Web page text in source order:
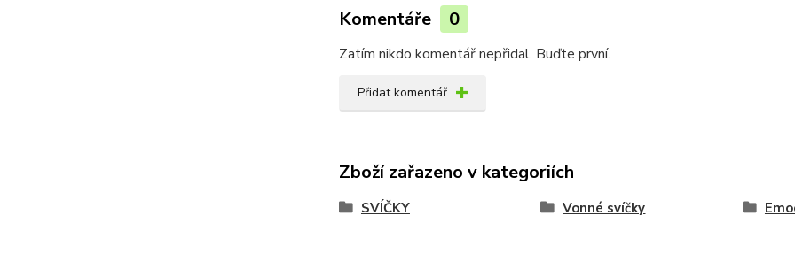
Komentáře 0
Zatím nikdo komentář nepřidal. Buďte první.
Přidat komentář
Zboží zařazeno v kategoriích
SVÍČKY Vonné svíčky